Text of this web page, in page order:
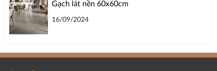
Gạch lát nền 60x60cm
16/09/2024